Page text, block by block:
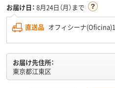
お届け日： 8月24日（月）まで
直送品 オフィシーナ(Oficina)1
お届け先住所：
東京都江東区